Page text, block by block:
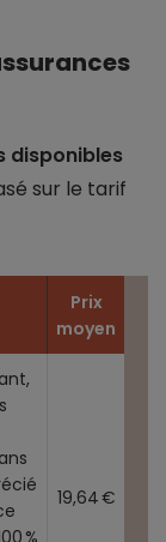
disponibles
sur le tarif
Prix
moyen
19,64 €